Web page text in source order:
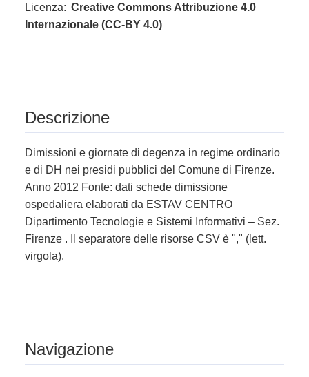
Licenza: Creative Commons Attribuzione 4.0
Internazionale (CC-BY 4.0)
Descrizione
Dimissioni e giornate di degenza in regime ordinario
e di DH nei presidi pubblici del Comune di Firenze.
Anno 2012 Fonte: dati schede dimissione
ospedaliera elaborati da ESTAV CENTRO
Dipartimento Tecnologie e Sistemi Informativi – Sez.
Firenze . Il separatore delle risorse CSV è "," (lett.
virgola).
Navigazione